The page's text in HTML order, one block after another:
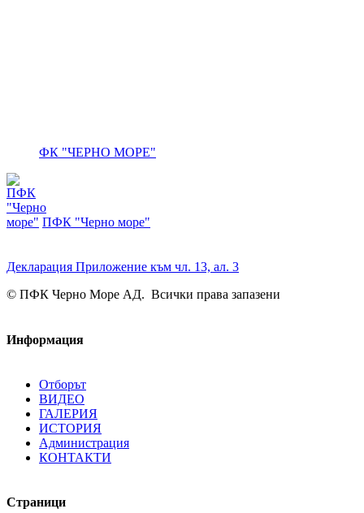
ФК "ЧЕРНО МОРЕ"
ПФК "Черно море"
Декларация Приложение към чл. 13, ал. 3
© ПФК Черно Море АД. Всички права запазени
Информация
Отборът
ВИДЕО
ГАЛЕРИЯ
ИСТОРИЯ
Администрация
КОНТАКТИ
Страници